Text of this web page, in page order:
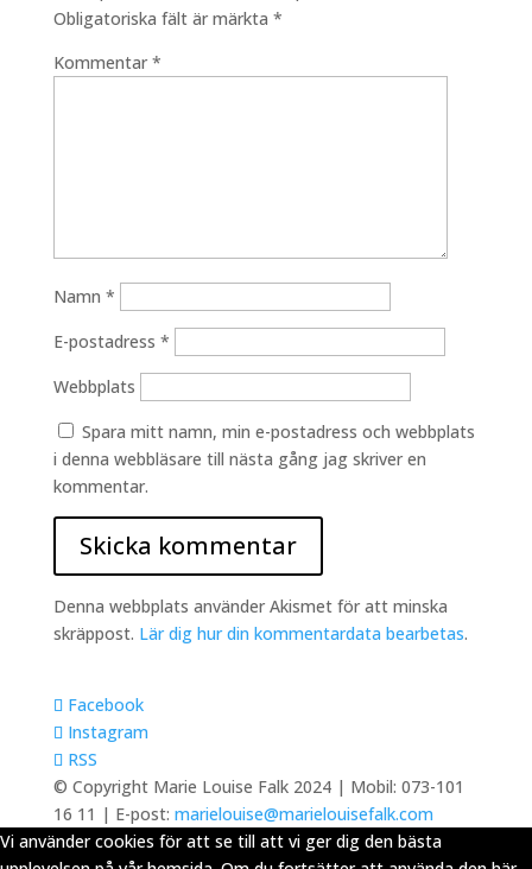
Obligatoriska fält är märkta *
Kommentar *
Namn *
E-postadress *
Webbplats
Spara mitt namn, min e-postadress och webbplats
i denna webbläsare till nästa gång jag skriver en
kommentar.
Denna webbplats använder Akismet för att minska
skräppost. Lär dig hur din kommentardata bearbetas.
Facebook
Instagram
RSS
© Copyright Marie Louise Falk 2024 | Mobil: 073-101
16 11 | E-post: marielouise@marielouisefalk.com
Vi använder cookies för att se till att vi ger dig den bästa